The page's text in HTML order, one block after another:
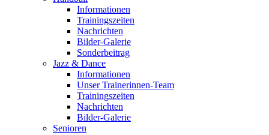
Informationen
Trainingszeiten
Nachrichten
Bilder-Galerie
Sonderbeitrag
Jazz & Dance
Informationen
Unser Trainerinnen-Team
Trainingszeiten
Nachrichten
Bilder-Galerie
Senioren